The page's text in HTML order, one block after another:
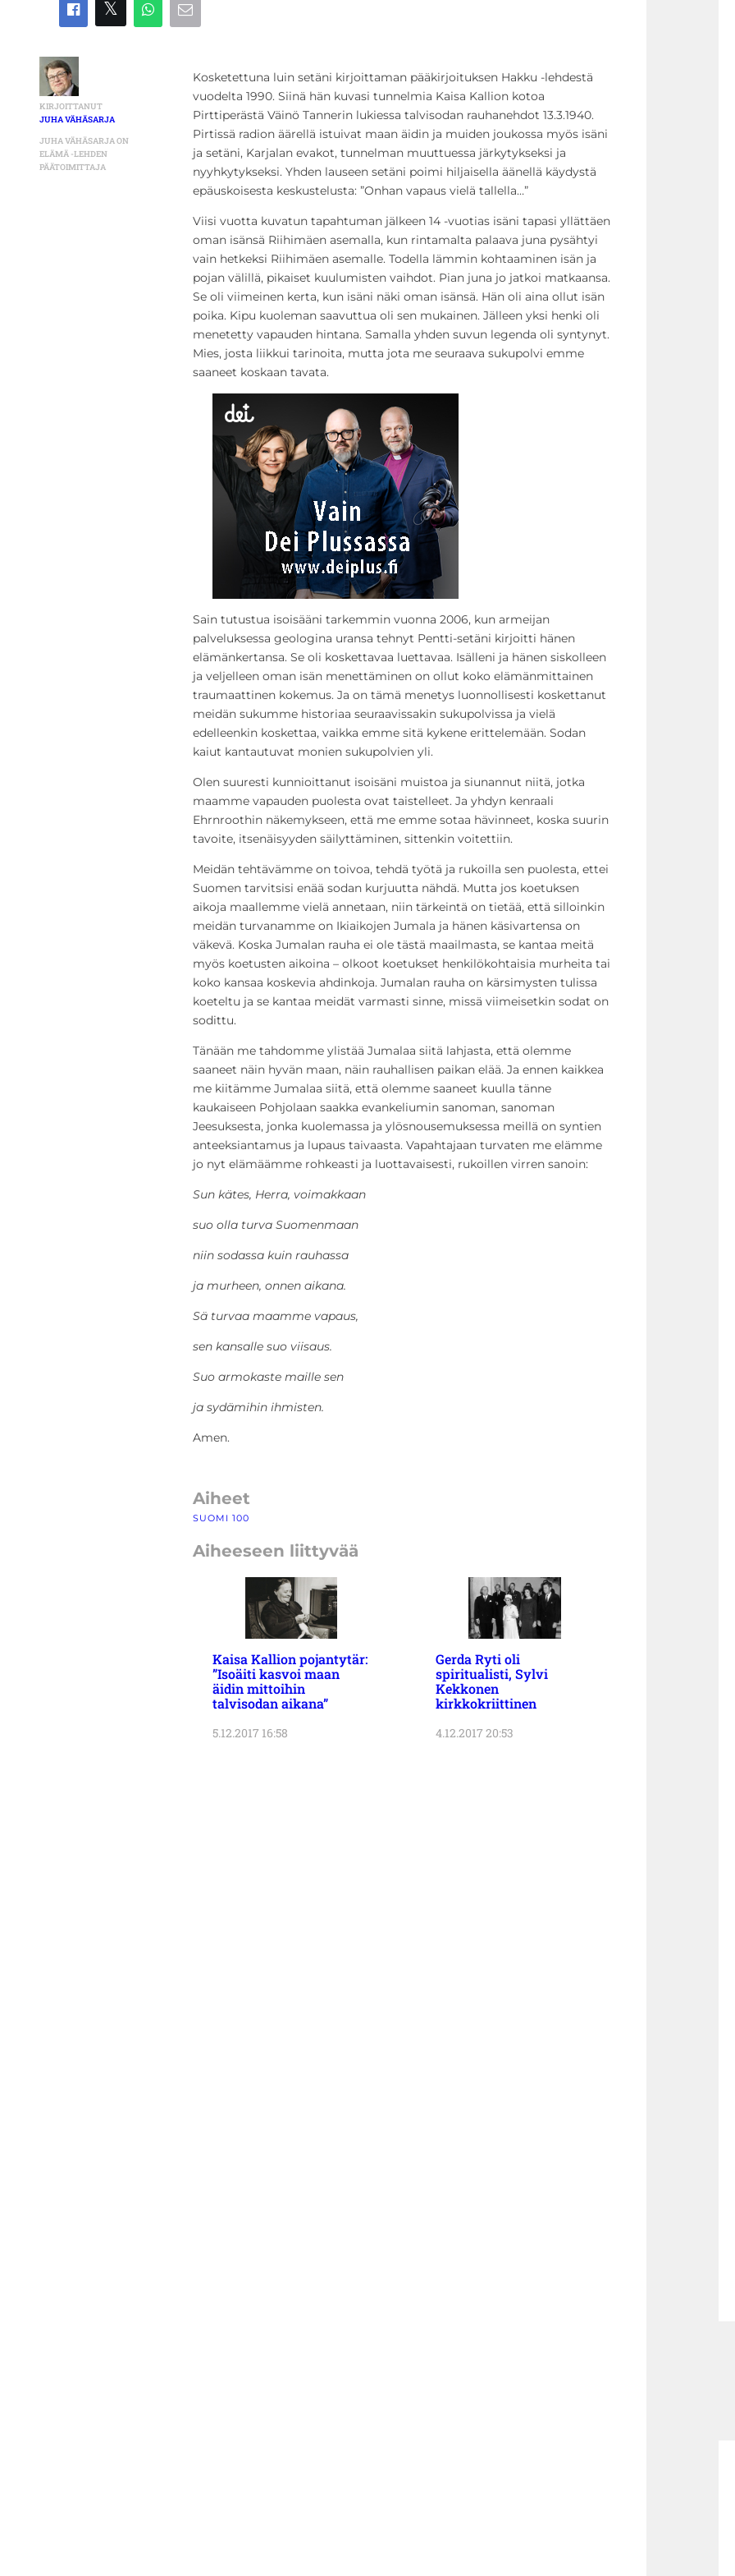
KIRJOITTANUT
JUHA VÄHÄSARJA
JUHA VÄHÄSARJA ON
ELÄMÄ -LEHDEN
PÄÄTOIMITTAJA
Kosketettuna luin setäni kirjoittaman pääkirjoituksen Hakku -lehdestä
vuodelta 1990. Siinä hän kuvasi tunnelmia Kaisa Kallion kotoa
Pirttiperästä Väinö Tannerin lukiessa talvisodan rauhanehdot 13.3.1940.
Pirtissä radion äärellä istuivat maan äidin ja muiden joukossa myös isäni
ja setäni, Karjalan evakot, tunnelman muuttuessa järkytykseksi ja
nyyhkytykseksi. Yhden lauseen setäni poimi hiljaisella äänellä käydystä
epäuskoisesta keskustelusta: ”Onhan vapaus vielä tallella…”
Viisi vuotta kuvatun tapahtuman jälkeen 14 -vuotias isäni tapasi yllättäen
oman isänsä Riihimäen asemalla, kun rintamalta palaava juna pysähtyi
vain hetkeksi Riihimäen asemalle. Todella lämmin kohtaaminen isän ja
pojan välillä, pikaiset kuulumisten vaihdot. Pian juna jo jatkoi matkaansa.
Se oli viimeinen kerta, kun isäni näki oman isänsä. Hän oli aina ollut isän
poika. Kipu kuoleman saavuttua oli sen mukainen. Jälleen yksi henki oli
menetetty vapauden hintana. Samalla yhden suvun legenda oli syntynyt.
Mies, josta liikkui tarinoita, mutta jota me seuraava sukupolvi emme
saaneet koskaan tavata.
Sain tutustua isoisääni tarkemmin vuonna 2006, kun armeijan
palveluksessa geologina uransa tehnyt Pentti-setäni kirjoitti hänen
elämänkertansa. Se oli koskettavaa luettavaa. Isälleni ja hänen siskolleen
ja veljelleen oman isän menettäminen on ollut koko elämänmittainen
traumaattinen kokemus. Ja on tämä menetys luonnollisesti koskettanut
meidän sukumme historiaa seuraavissakin sukupolvissa ja vielä
edelleenkin koskettaa, vaikka emme sitä kykene erittelemään. Sodan
kaiut kantautuvat monien sukupolvien yli.
Olen suuresti kunnioittanut isoisäni muistoa ja siunannut niitä, jotka
maamme vapauden puolesta ovat taistelleet. Ja yhdyn kenraali
Ehrnroothin näkemykseen, että me emme sotaa hävinneet, koska suurin
tavoite, itsenäisyyden säilyttäminen, sittenkin voitettiin.
Meidän tehtävämme on toivoa, tehdä työtä ja rukoilla sen puolesta, ettei
Suomen tarvitsisi enää sodan kurjuutta nähdä. Mutta jos koetuksen
aikoja maallemme vielä annetaan, niin tärkeintä on tietää, että silloinkin
meidän turvanamme on Ikiaikojen Jumala ja hänen käsivartensa on
väkevä. Koska Jumalan rauha ei ole tästä maailmasta, se kantaa meitä
myös koetusten aikoina – olkoot koetukset henkilökohtaisia murheita tai
koko kansaa koskevia ahdinkoja. Jumalan rauha on kärsimysten tulissa
koeteltu ja se kantaa meidät varmasti sinne, missä viimeisetkin sodat on
sodittu.
Tänään me tahdomme ylistää Jumalaa siitä lahjasta, että olemme
saaneet näin hyvän maan, näin rauhallisen paikan elää. Ja ennen kaikkea
me kiitämme Jumalaa siitä, että olemme saaneet kuulla tänne
kaukaiseen Pohjolaan saakka evankeliumin sanoman, sanoman
Jeesuksesta, jonka kuolemassa ja ylösnousemuksessa meillä on syntien
anteeksiantamus ja lupaus taivaasta. Vapahtajaan turvaten me elämme
jo nyt elämäämme rohkeasti ja luottavaisesti, rukoillen virren sanoin:
Sun kätes, Herra, voimakkaan
suo olla turva Suomenmaan
niin sodassa kuin rauhassa
ja murheen, onnen aikana.
Sä turvaa maamme vapaus,
sen kansalle suo viisaus.
Suo armokaste maille sen
ja sydämihin ihmisten.
Amen.
Aiheet
SUOMI 100
Aiheeseen liittyvää
Kaisa Kallion pojantytär:
”Isoäiti kasvoi maan
äidin mittoihin
talvisodan aikana”
5.12.2017 16:58
Gerda Ryti oli
spiritualisti, Sylvi
Kekkonen
kirkkokriittinen
4.12.2017 20:53